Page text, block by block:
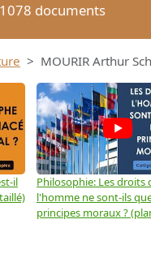
documents
MOURIR Arthur
il
Philosophie: Les droits
l'homme ne sont-ils
principes moraux ?